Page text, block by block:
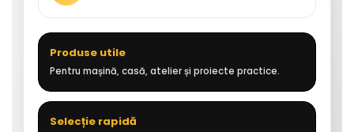
Produse utile
Pentru mașină, casă, atelier și proiecte practice.
Selecție rapidă